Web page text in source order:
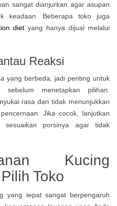
sangat dianjurkan agar asupan
keadaan. Beberapa toko juga
diet yang hanya dijual melalui
Reaksi
yang berbeda, jadi penting untuk
menetapkan pilihan.
rasa dan tidak menunjukkan
Jika cocok, lanjutkan
porsinya agar tidak
Kucing
Toko
yang tepat sangat berpengaruh